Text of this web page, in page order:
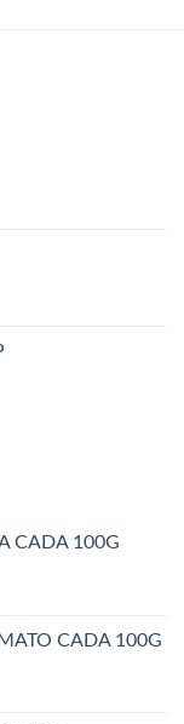
CADA 100G
CADA 100G